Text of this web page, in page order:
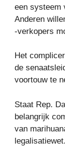
een systeem
Anderen
-verkopers
Het
de
voortouw te
Staat Rep.
belangrijk
van